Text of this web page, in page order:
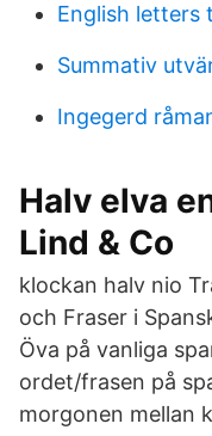
English letters
Summativ
Ingegerd
Halv elva
Lind & Co
klockan halv nio
och Fraser i
Öva på vanliga
ordet/frasen på
morgonen mellan